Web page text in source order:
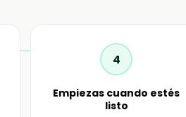
4
Empiezas cuando estés
listo